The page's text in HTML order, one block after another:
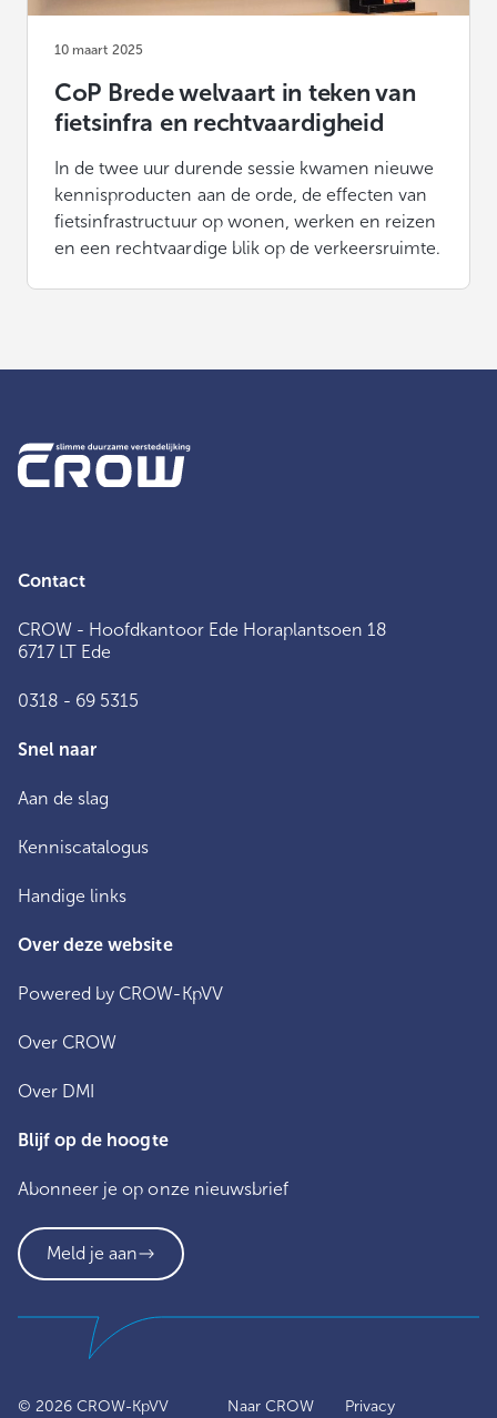
10 maart 2025
CoP Brede welvaart in teken van
fietsinfra en rechtvaardigheid
In de twee uur durende sessie kwamen nieuwe
kennisproducten aan de orde, de effecten van
fietsinfrastructuur op wonen, werken en reizen
en een rechtvaardige blik op de verkeersruimte.
Contact
CROW - Hoofdkantoor Ede Horaplantsoen 18
6717 LT Ede
0318 - 69 5315
Snel naar
Aan de slag
Kenniscatalogus
Handige links
Over deze website
Powered by CROW-KpVV
Over CROW
Over DMI
Blijf op de hoogte
Abonneer je op onze nieuwsbrief
Meld je aan
© 2026CROW-KpVV Naar CROW Privacy